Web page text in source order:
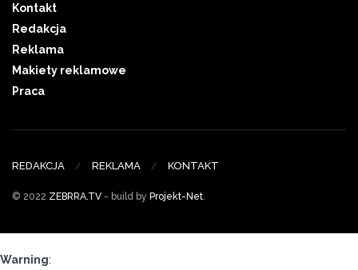
Kontakt
Redakcja
Reklama
Makiety reklamowe
Praca
REDAKCJA REKLAMA KONTAKT
© 2022 ZEBRRA.TV - build by Projekt-Net.
Warning: